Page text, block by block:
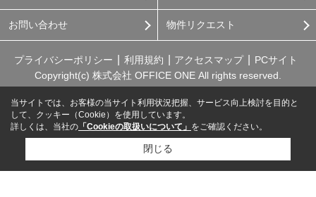
お問い合わせ 物件リクエスト
プライバシーポリシー 利用規約 アクセスマップ
PCサイト
Copyright(c) 株式会社 OFFICE ONE All rights reserved.
当サイトでは、お客様の当サイト利用状況把握、サービス向上検討を目的と
して、クッキー（Cookie）を使用しています。
詳しくは、当社の 「Cookieの取扱いについて」 をご確認ください。
閉じる